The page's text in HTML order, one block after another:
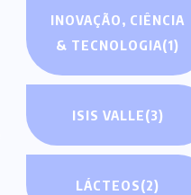
INOVAÇÃO, CIÊNCIA
& TECNOLOGIA(1)
ISIS VALLE(3)
LÁCTEOS(2)